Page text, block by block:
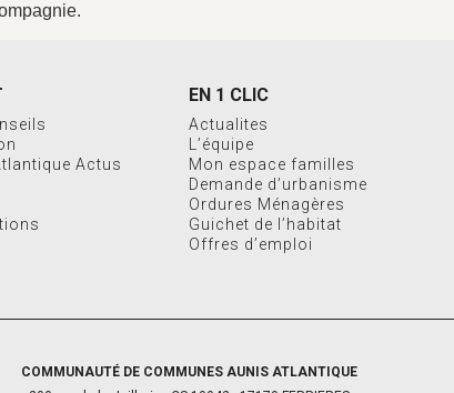
Actus
EN 1 CLIC
Actualites
L’équipe
Mon espace familles
Demande d’urbanisme
Ordures Ménagères
Guichet de l’habitat
Offres d’emploi
COMMUNAUTÉ DE COMMUNES AUNIS ATLANTIQUE